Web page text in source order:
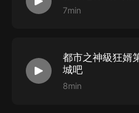
7min
都市之神級狂婿
城吧
8min